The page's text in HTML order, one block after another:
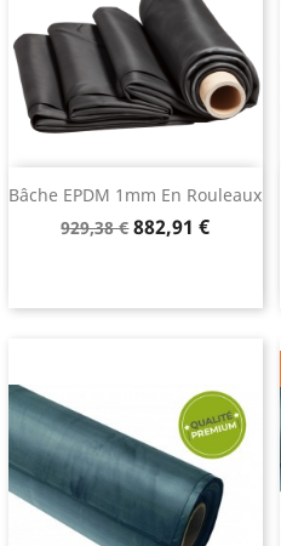
Bâche EPDM 1mm En Rouleaux
Prix
929,38 €Prix
882,91 €